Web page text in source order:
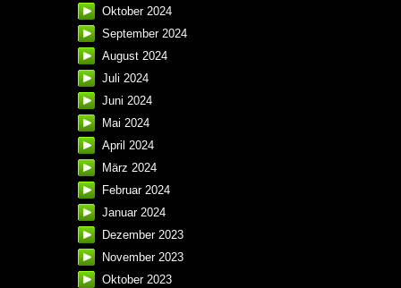
Oktober 2024
September 2024
August 2024
Juli 2024
Juni 2024
Mai 2024
April 2024
März 2024
Februar 2024
Januar 2024
Dezember 2023
November 2023
Oktober 2023